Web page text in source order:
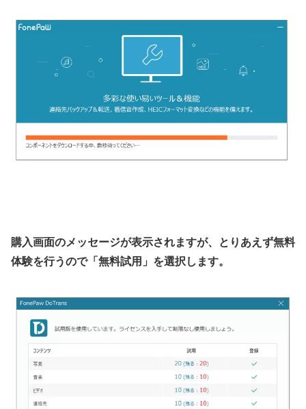
購入画面のメッセージが表示されますが、とりあえず無料
体験を行うので「無料試用」を選択します。